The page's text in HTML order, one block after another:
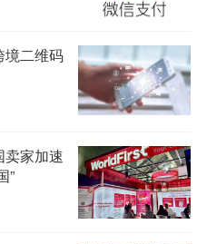
境二维码
卖家加速
”